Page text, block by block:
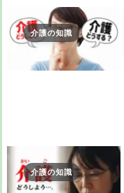
介護の知識
介護の知識